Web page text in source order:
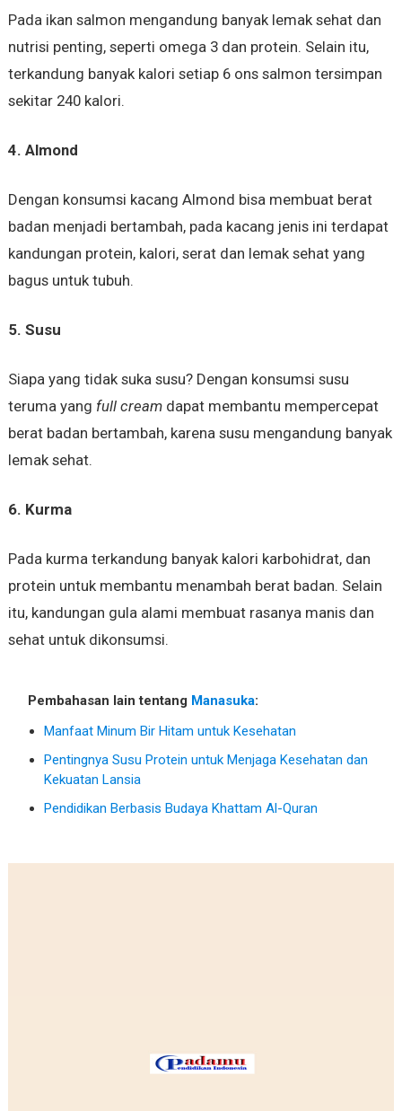
Pada ikan salmon mengandung banyak lemak sehat dan
nutrisi penting, seperti omega 3 dan protein. Selain itu,
terkandung banyak kalori setiap 6 ons salmon tersimpan
sekitar 240 kalori.
4. Almond
Dengan konsumsi kacang Almond bisa membuat berat
badan menjadi bertambah, pada kacang jenis ini terdapat
kandungan protein, kalori, serat dan lemak sehat yang
bagus untuk tubuh.
5. Susu
Siapa yang tidak suka susu? Dengan konsumsi susu
teruma yang full creamdapat membantu mempercepat
berat badan bertambah, karena susu mengandung banyak
lemak sehat.
6. Kurma
Pada kurma terkandung banyak kalori karbohidrat, dan
protein untuk membantu menambah berat badan. Selain
itu, kandungan gula alami membuat rasanya manis dan
sehat untuk dikonsumsi.
Pembahasan lain tentang Manasuka:
Manfaat Minum Bir Hitam untuk Kesehatan
Pentingnya Susu Protein untuk Menjaga Kesehatan dan
Kekuatan Lansia
Pendidikan Berbasis Budaya Khattam Al-Quran